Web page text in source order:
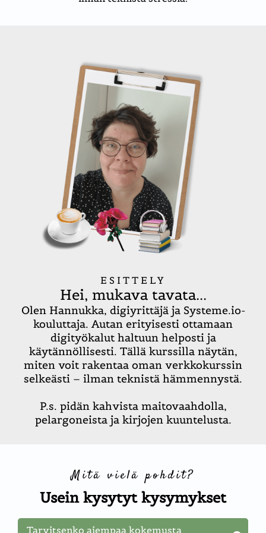
ESITTELY
Hei, mukava tavata...
Olen Hannukka, digiyrittäjä ja Systeme.io-
kouluttaja. Autan erityisesti ottamaan
digityökalut haltuun helposti ja
käytännöllisesti. Tällä kurssilla näytän,
miten voit rakentaa oman verkkokurssin
selkeästi – ilman teknistä hämmennystä.
P.s. pidän kahvista maitovaahdolla,
pelargoneista ja kirjojen kuuntelusta.
Mitä vielä pohdit?
Usein kysytyt kysymykset
Tarvitsenko aiempaa kokemusta